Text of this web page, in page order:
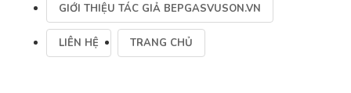
GIỚI THIỆU TÁC GIẢ BEPGASVUSON.VN
LIÊN HỆ TRANG CHỦ